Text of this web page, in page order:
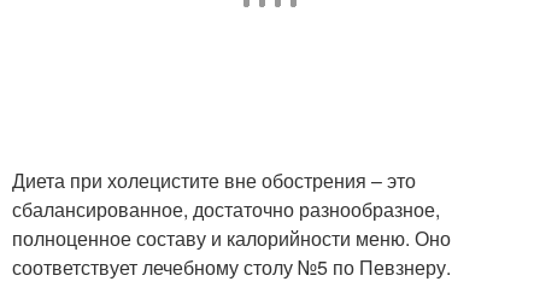
Диета при холецистите вне обострения – это
сбалансированное, достаточно разнообразное,
полноценное составу и калорийности меню. Оно
соответствует лечебному столу №5 по Певзнеру.